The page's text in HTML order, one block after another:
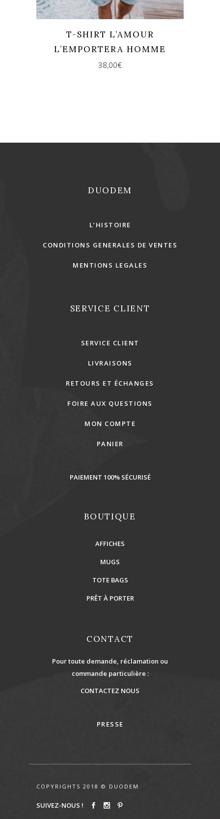
T-SHIRT L’AMOUR
L’EMPORTERA HOMME
38,00€
DUODEM
L’HISTOIRE
CONDITIONS GENERALES DE VENTES
MENTIONS LEGALES
SERVICE CLIENT
SERVICE CLIENT
LIVRAISONS
RETOURS ET ÉCHANGES
FOIRE AUX QUESTIONS
MON COMPTE
PANIER
PAIEMENT 100% SÉCURISÉ
BOUTIQUE
AFFICHES
MUGS
TOTE BAGS
PRÊT À PORTER
CONTACT
Pour toute demande, réclamation ou
commande particulière :
CONTACTEZ NOUS
PRESSE
COPYRIGHTS 2018 © DUODEM
SUIVEZ-NOUS !